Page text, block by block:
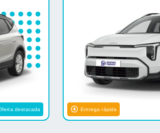
destacada Entrega rápida